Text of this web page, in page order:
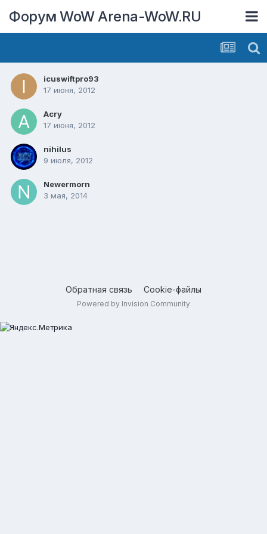
Форум WoW Arena-WoW.RU
icuswiftpro93
17 июня, 2012
Acry
17 июня, 2012
nihilus
9 июля, 2012
Newermorn
3 мая, 2014
Обратная связь Cookie-файлы
Powered by Invision Community